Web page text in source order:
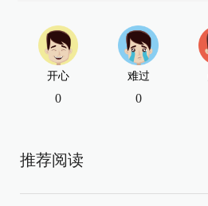
开心
0
难过
0
推荐阅读